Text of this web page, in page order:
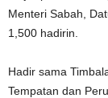
Menteri Sabah,
1,500 hadirin.
Hadir sama
Tempatan dan